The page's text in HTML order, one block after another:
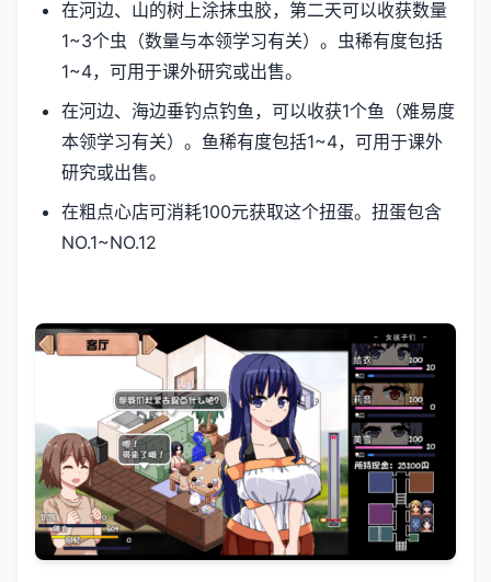
在河边、山的树上涂抹虫胶，第二天可以收获数量
1~3个虫（数量与本领学习有关）。虫稀有度包括
1~4，可用于课外研究或出售。
在河边、海边垂钓点钓鱼，可以收获1个鱼（难易度
本领学习有关）。鱼稀有度包括1~4，可用于课外
研究或出售。
在粗点心店可消耗100元获取这个扭蛋。扭蛋包含
NO.1~NO.12